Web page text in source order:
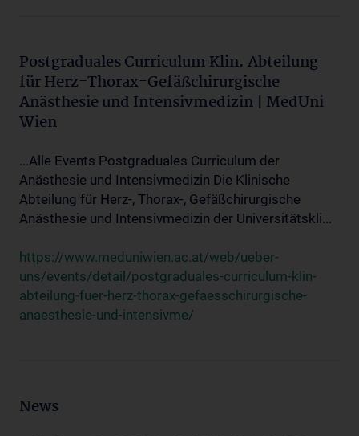
Postgraduales Curriculum Klin. Abteilung
für Herz-Thorax-Gefäßchirurgische
Anästhesie und Intensivmedizin | MedUni
Wien
...Alle Events Postgraduales Curriculum der
Anästhesie und Intensivmedizin Die Klinische
Abteilung für Herz-, Thorax-, Gefäßchirurgische
Anästhesie und Intensivmedizin der Universitätskli...
https://www.meduniwien.ac.at/web/ueber-
uns/events/detail/postgraduales-curriculum-klin-
abteilung-fuer-herz-thorax-gefaesschirurgische-
anaesthesie-und-intensivme/
News